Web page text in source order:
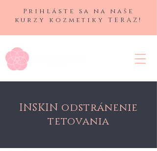
Prihláste sa na naše
kurzy kozmetiky TERAZ!
INSKIN odstránenie
tetovania